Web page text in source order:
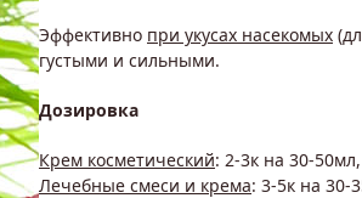
Эффективно при укусах насекомых
густыми и сильными.
Дозировка
Крем косметический: 2-3к на 30-
Лечебные смеси и крема: 3-5к на 30-